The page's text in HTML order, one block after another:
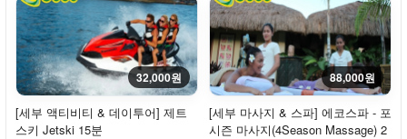
32,000원
[세부 액티비티 & 데이투어] 제트
스키 Jetski 15분
88,000원
[세부 마사지 & 스파] 에코스파 - 포
시즌 마사지(4Season Massage) 2